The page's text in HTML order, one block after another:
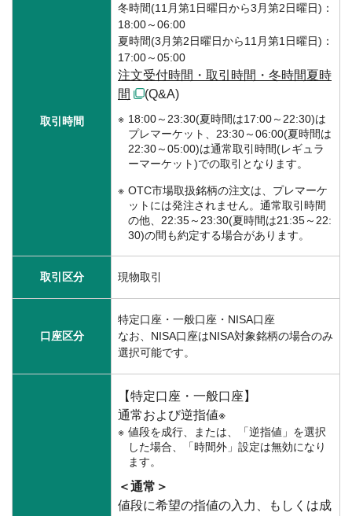
取引時間
冬時間(11月第1日曜日から3月第2日曜日)：
18:00～06:00
夏時間(3月第2日曜日から11月第1日曜日)：
17:00～05:00
注文受付時間・取引時間・冬時間夏時
間
(Q&A)
18:00～23:30(夏時間は17:00～22:30)は
プレマーケット、23:30～06:00(夏時間は
22:30～05:00)は通常取引時間(レギュラ
ーマーケット)での取引となります。
OTC市場取扱銘柄の注文は、プレマーケ
ットには発注されません。通常取引時間
の他、22:35～23:30(夏時間は21:35～22:
30)の間も約定する場合があります。
取引区分 現物取引
口座区分
特定口座・一般口座・NISA口座
なお、NISA口座はNISA対象銘柄の場合のみ
選択可能です。
【特定口座・一般口座】
通常および逆指値※
値段を成行、または、「逆指値」を選択
した場合、「時間外」設定は無効になり
ます。
＜通常＞
値段に希望の指値の入力、もしくは成